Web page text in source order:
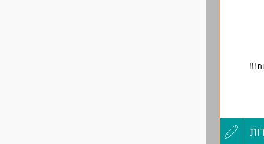
עדכון